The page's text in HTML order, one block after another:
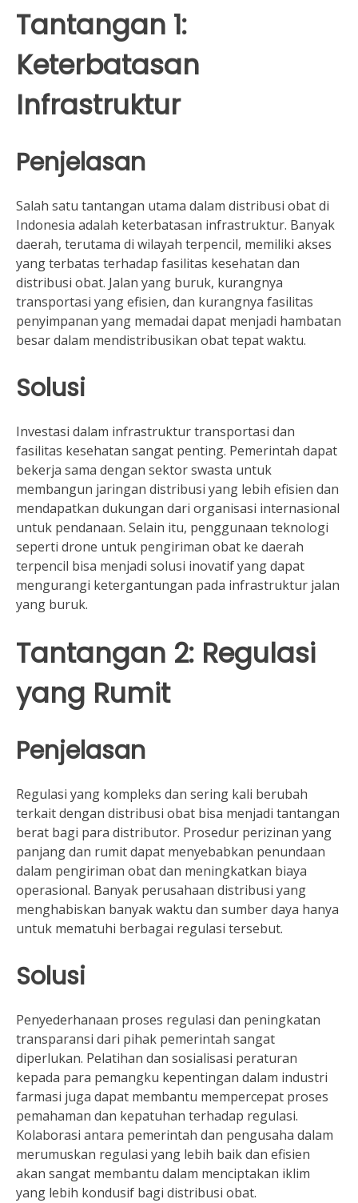
Tantangan 1:
Keterbatasan
Infrastruktur
Penjelasan
Salah satu tantangan utama dalam distribusi obat di
Indonesia adalah keterbatasan infrastruktur. Banyak
daerah, terutama di wilayah terpencil, memiliki akses
yang terbatas terhadap fasilitas kesehatan dan
distribusi obat. Jalan yang buruk, kurangnya
transportasi yang efisien, dan kurangnya fasilitas
penyimpanan yang memadai dapat menjadi hambatan
besar dalam mendistribusikan obat tepat waktu.
Solusi
Investasi dalam infrastruktur transportasi dan
fasilitas kesehatan sangat penting. Pemerintah dapat
bekerja sama dengan sektor swasta untuk
membangun jaringan distribusi yang lebih efisien dan
mendapatkan dukungan dari organisasi internasional
untuk pendanaan. Selain itu, penggunaan teknologi
seperti drone untuk pengiriman obat ke daerah
terpencil bisa menjadi solusi inovatif yang dapat
mengurangi ketergantungan pada infrastruktur jalan
yang buruk.
Tantangan 2: Regulasi
yang Rumit
Penjelasan
Regulasi yang kompleks dan sering kali berubah
terkait dengan distribusi obat bisa menjadi tantangan
berat bagi para distributor. Prosedur perizinan yang
panjang dan rumit dapat menyebabkan penundaan
dalam pengiriman obat dan meningkatkan biaya
operasional. Banyak perusahaan distribusi yang
menghabiskan banyak waktu dan sumber daya hanya
untuk mematuhi berbagai regulasi tersebut.
Solusi
Penyederhanaan proses regulasi dan peningkatan
transparansi dari pihak pemerintah sangat
diperlukan. Pelatihan dan sosialisasi peraturan
kepada para pemangku kepentingan dalam industri
farmasi juga dapat membantu mempercepat proses
pemahaman dan kepatuhan terhadap regulasi.
Kolaborasi antara pemerintah dan pengusaha dalam
merumuskan regulasi yang lebih baik dan efisien
akan sangat membantu dalam menciptakan iklim
yang lebih kondusif bagi distribusi obat.